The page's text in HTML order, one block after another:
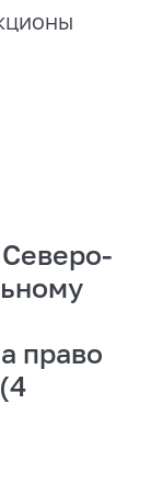
право